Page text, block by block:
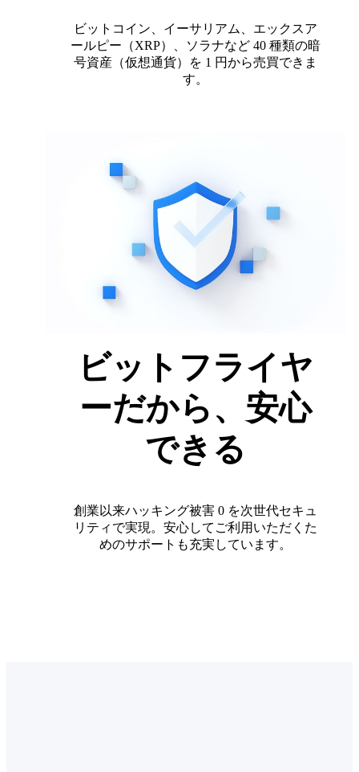
ビットコイン、イーサリアム、エックスア
ールピー（XRP）、ソラナなど 40 種類の暗
号資産（仮想通貨）を 1 円から売買できま
す。
ビットフライヤ
ーだから、安心
できる
創業以来ハッキング被害 0 を次世代セキュ
リティで実現。安心してご利用いただくた
めのサポートも充実しています。